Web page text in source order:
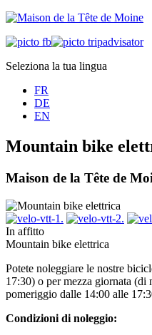
Seleziona la tua lingua
FR
DE
EN
Mountain bike
Maison de la Tête de
In affitto
Mountain bike elettrica
Potete noleggiare le nostre
17:30) o per mezza giornata
pomeriggio dalle 14:00 alle
Condizioni di noleggio: